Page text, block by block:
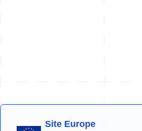
Site Europe